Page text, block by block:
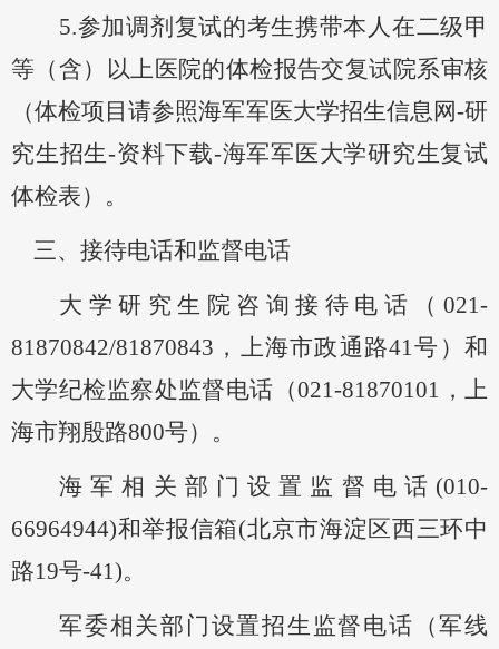
5.参加调剂复试的考生携带本人在二级甲
等（含）以上医院的体检报告交复试院系审核
（体检项目请参照海军军医大学招生信息网-研
究生招生-资料下载-海军军医大学研究生复试
体检表）。
三、 接待电话和监督电话
大学研究生院咨询接待电话（ 021-
81870842/81870843，上海市政通路41号）和
大学纪检监察处监督电话（021-81870101，上
海市翔殷路800号）。
海军相关部门设置监督电话 (010-
66964944)和举报信箱(北京市海淀区西三环中
路19号-41)。
军委相关部门设置招生监督电话（军线